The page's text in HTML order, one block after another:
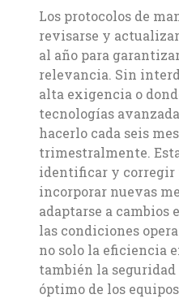
Los protocolos de
revisarse y
al año para
relevancia. Sin
alta exigencia o
tecnologías
hacerlo cada seis
trimestralmente.
identificar y corregir
incorporar nuevas
adaptarse a cambios
las condiciones
no solo la eficiencia
también la
óptimo de los